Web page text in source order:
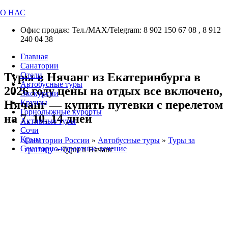
О НАС
Офис продаж: Тел./МАХ/Telegram: 8 902 150 67 08 , 8 912
240 04 38
Главная
Санатории
Отели
Автобусные туры
Экскурсии
Круизы
Горнолыжные курорты
Активные туры
Сочи
Крым
Санаторно-курортное лечение
Туры в Нячанг из Екатеринбурга в
2026 году цены на отдых все включено,
Нячанг — купить путевки с перелетом
на 7, 10, 14 дней
Санатории России » Автобусные туры » Туры за
границу»Туры в Нячанг